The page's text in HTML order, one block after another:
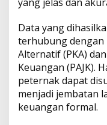
Data yang
terhubung dengan
Alternatif (PKA)
Keuangan (PAJK).
peternak dapat
menjadi jembatan
keuangan formal.